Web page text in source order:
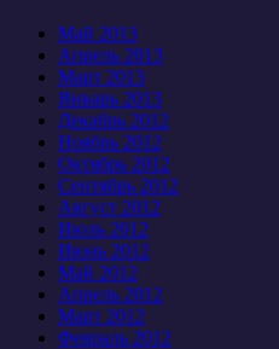
Май 2013
Апрель 2013
Март 2013
Январь 2013
Декабрь 2012
Ноябрь 2012
Октябрь 2012
Сентябрь 2012
Август 2012
Июль 2012
Июнь 2012
Май 2012
Апрель 2012
Март 2012
Февраль 2012